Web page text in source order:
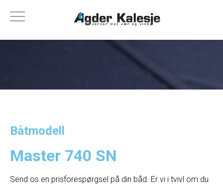
Båtmodell
Master 740 SN
Send os en prisforespørgsel på din båd. Er vi i tvivl om du